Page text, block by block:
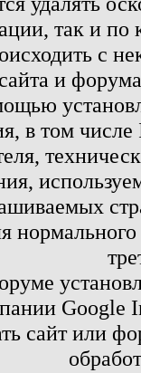
так и по
с
и
в том
сайт или